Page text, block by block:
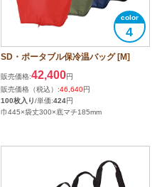
4
SD・ポータブル保冷温バッグ [M]
販売価格:42,400円
販売価格（税込）:46,640円
100枚入り/単価:424円
巾445×袋丈300×底マチ185mm